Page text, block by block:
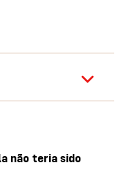
não teria sido